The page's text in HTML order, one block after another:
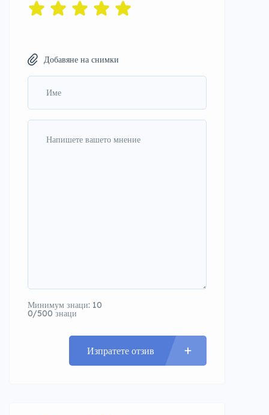
Добавяне на снимки
Минимум знаци: 10
0/500 знаци
Изпратете отзив